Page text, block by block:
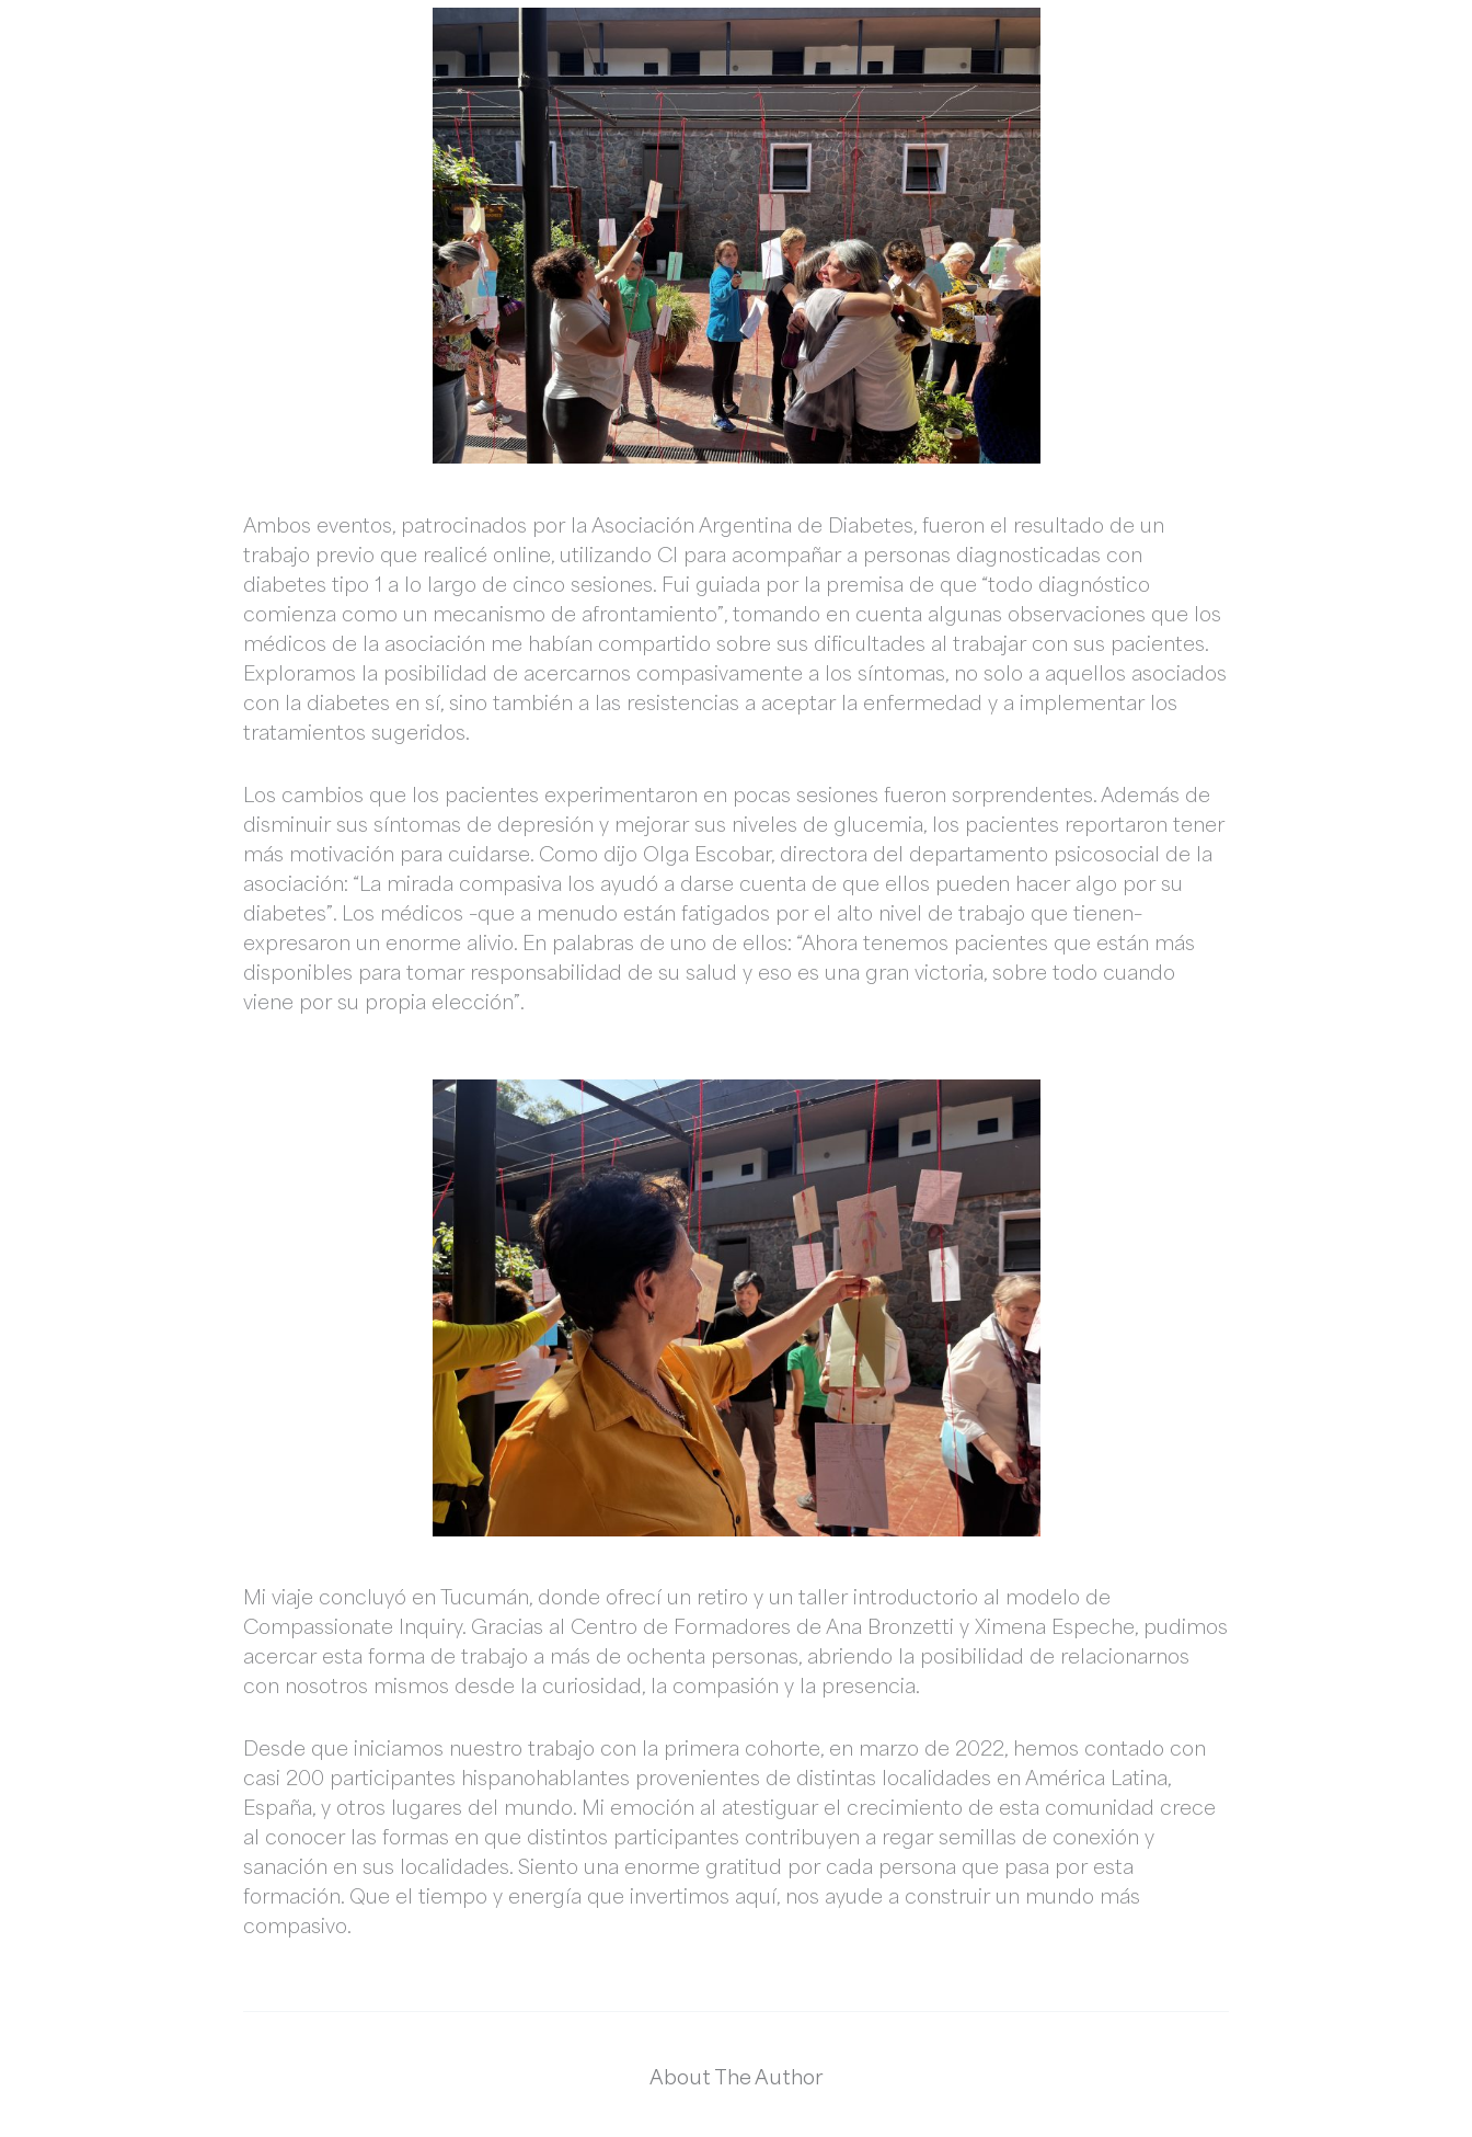
Ambos eventos, patrocinados por la Asociación Argentina de Diabetes, fueron el resultado de un
trabajo previo que realicé online, utilizando CI para acompañar a personas diagnosticadas con
diabetes tipo 1 a lo largo de cinco sesiones. Fui guiada por la premisa de que “todo diagnóstico
comienza como un mecanismo de afrontamiento”, tomando en cuenta algunas observaciones que los
médicos de la asociación me habían compartido sobre sus dificultades al trabajar con sus pacientes.
Exploramos la posibilidad de acercarnos compasivamente a los síntomas, no solo a aquellos asociados
con la diabetes en sí, sino también a las resistencias a aceptar la enfermedad y a implementar los
tratamientos sugeridos.
Los cambios que los pacientes experimentaron en pocas sesiones fueron sorprendentes. Además de
disminuir sus síntomas de depresión y mejorar sus niveles de glucemia, los pacientes reportaron tener
más motivación para cuidarse. Como dijo Olga Escobar, directora del departamento psicosocial de la
asociación: “La mirada compasiva los ayudó a darse cuenta de que ellos pueden hacer algo por su
diabetes”. Los médicos –que a menudo están fatigados por el alto nivel de trabajo que tienen–
expresaron un enorme alivio. En palabras de uno de ellos: “Ahora tenemos pacientes que están más
disponibles para tomar responsabilidad de su salud y eso es una gran victoria, sobre todo cuando
viene por su propia elección”.
Mi viaje concluyó en Tucumán, donde ofrecí un retiro y un taller introductorio al modelo de
Compassionate Inquiry. Gracias al Centro de Formadores de Ana Bronzetti y Ximena Espeche, pudimos
acercar esta forma de trabajo a más de ochenta personas, abriendo la posibilidad de relacionarnos
con nosotros mismos desde la curiosidad, la compasión y la presencia.
Desde que iniciamos nuestro trabajo con la primera cohorte, en marzo de 2022, hemos contado con
casi 200 participantes hispanohablantes provenientes de distintas localidades en América Latina,
España, y otros lugares del mundo. Mi emoción al atestiguar el crecimiento de esta comunidad crece
al conocer las formas en que distintos participantes contribuyen a regar semillas de conexión y
sanación en sus localidades. Siento una enorme gratitud por cada persona que pasa por esta
formación. Que el tiempo y energía que invertimos aquí, nos ayude a construir un mundo más
compasivo.
About The Author